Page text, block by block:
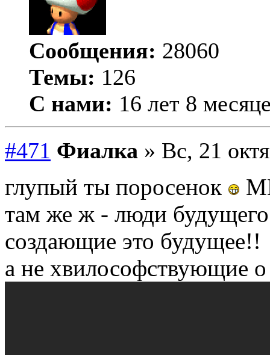
Сообщения: 28060
Темы: 126
С нами: 16 лет 8
#471 Фиалка » Вс, 21
глупый ты поросенок
там же ж - люди
создающие это будущее!!
а не хвилософствующие